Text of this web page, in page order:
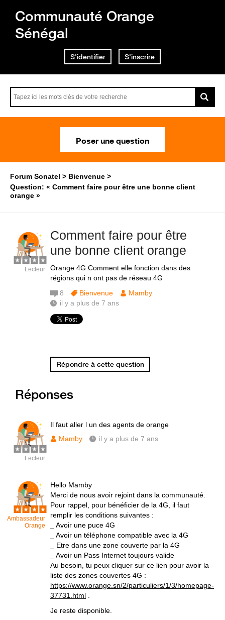
Communauté Orange
Sénégal
S'identifier S'inscrire
Poser une question
Forum Sonatel
Bienvenue
Question: « Comment faire pour être une bonne client
orange »
Comment faire pour être
une bonne client orange
Orange 4G Comment elle fonction dans des
régions qui n ont pas de réseau 4G
Lecteur
8 Bienvenue
Mamby
il y a plus de 7 ans
Répondre à cette question
Réponses
Lecteur
Il faut aller l un des agents de orange
Mamby
il y a plus de 7 ans
Ambassadeur
Orange
Hello Mamby
Merci de nous avoir rejoint dans la communauté.
Pour rappel, pour bénéficier de la 4G, il faut
remplir les conditions suivantes :
_ Avoir une puce 4G
_ Avoir un téléphone compatible avec la 4G
_ Etre dans une zone couverte par la 4G
_ Avoir un Pass Internet toujours valide
Au besoin, tu peux cliquer sur ce lien pour avoir la
liste des zones couvertes 4G :
https://www.orange.sn/2/particuliers/1/3/homepage-
37731.html
Je reste disponible.